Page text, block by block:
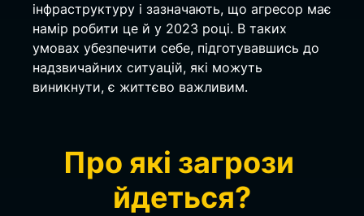
інфраструктуру і зазначають, що агресор має
намір робити це й у 2023 році. В таких
умовах убезпечити себе, підготувавшись до
надзвичайних ситуацій, які можуть
виникнути, є життєво важливим.
Про які загрози
йдеться?